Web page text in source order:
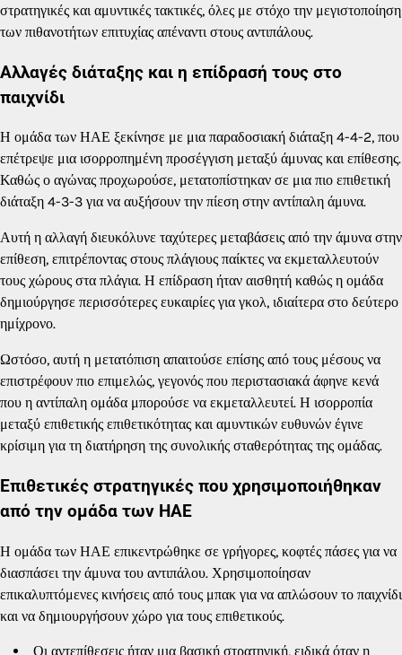
στρατηγικές και αμυντικές τακτικές, όλες με στόχο την μεγιστοποίηση
των πιθανοτήτων επιτυχίας απέναντι στους αντιπάλους.
Αλλαγές διάταξης και η επίδρασή τους στο
παιχνίδι
Η ομάδα των ΗΑΕ ξεκίνησε με μια παραδοσιακή διάταξη 4-4-2, που
επέτρεψε μια ισορροπημένη προσέγγιση μεταξύ άμυνας και επίθεσης.
Καθώς ο αγώνας προχωρούσε, μετατοπίστηκαν σε μια πιο επιθετική
διάταξη 4-3-3 για να αυξήσουν την πίεση στην αντίπαλη άμυνα.
Αυτή η αλλαγή διευκόλυνε ταχύτερες μεταβάσεις από την άμυνα στην
επίθεση, επιτρέποντας στους πλάγιους παίκτες να εκμεταλλευτούν
τους χώρους στα πλάγια. Η επίδραση ήταν αισθητή καθώς η ομάδα
δημιούργησε περισσότερες ευκαιρίες για γκολ, ιδιαίτερα στο δεύτερο
ημίχρονο.
Ωστόσο, αυτή η μετατόπιση απαιτούσε επίσης από τους μέσους να
επιστρέφουν πιο επιμελώς, γεγονός που περιστασιακά άφηνε κενά
που η αντίπαλη ομάδα μπορούσε να εκμεταλλευτεί. Η ισορροπία
μεταξύ επιθετικής επιθετικότητας και αμυντικών ευθυνών έγινε
κρίσιμη για τη διατήρηση της συνολικής σταθερότητας της ομάδας.
Επιθετικές στρατηγικές που χρησιμοποιήθηκαν
από την ομάδα των ΗΑΕ
Η ομάδα των ΗΑΕ επικεντρώθηκε σε γρήγορες, κοφτές πάσες για να
διασπάσει την άμυνα του αντιπάλου. Χρησιμοποίησαν
επικαλυπτόμενες κινήσεις από τους μπακ για να απλώσουν το παιχνίδι
και να δημιουργήσουν χώρο για τους επιθετικούς.
Οι αντεπίθεσεις ήταν μια βασική στρατηγική, ειδικά όταν η